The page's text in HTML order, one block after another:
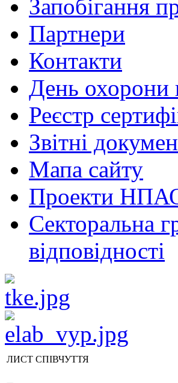
Запобігання
Партнери
Контакти
День охорони
Реєстр
Звітні
Мапа сайту
Проекти
Секторальна
відповідності
ЛИСТ СПІВЧУТТЯ